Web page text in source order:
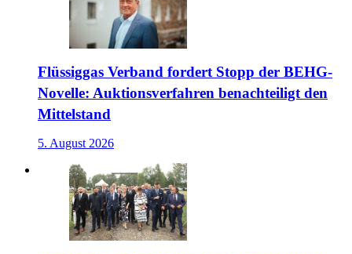
Flüssiggas Verband fordert Stopp der BEHG-
Novelle: Auktionsverfahren benachteiligt den
Mittelstand
5. August 2026